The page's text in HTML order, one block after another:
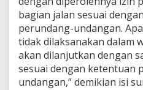
bagian jalan sesuai
perundang-undangan.
tidak dilaksanakan dalam
akan dilanjutkan dengan
sesuai dengan ketentuan
undangan,” demikian isi